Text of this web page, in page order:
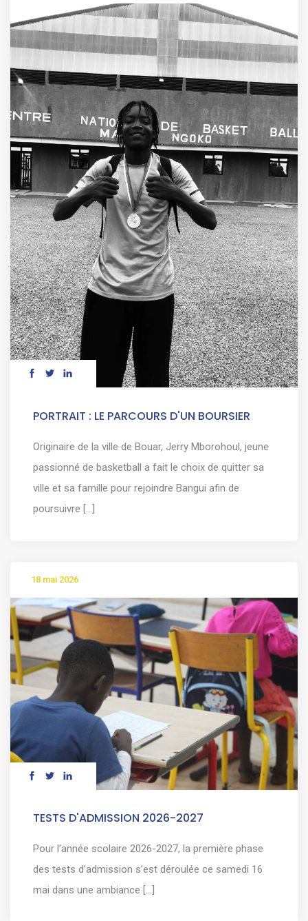
PORTRAIT : LE PARCOURS D'UN BOURSIER
Originaire de la ville de Bouar, Jerry Mborohoul, jeune
passionné de basketball a fait le choix de quitter sa
ville et sa famille pour rejoindre Bangui afin de
poursuivre [...]
18 mai 2026
TESTS D'ADMISSION 2026-2027
Pour l’année scolaire 2026-2027, la première phase
des tests d’admission s’est déroulée ce samedi 16
mai dans une ambiance [...]